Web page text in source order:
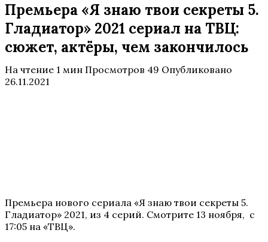
Премьера «Я знаю твои секреты 5.
Гладиатор» 2021 сериал на ТВЦ:
сюжет, актёры, чем закончилось
На чтение 1 мин Просмотров 49 Опубликовано
26.11.2021
Премьера нового сериала «Я знаю твои секреты 5.
Гладиатор» 2021, из 4 серий. Смотрите 13 ноября, с
17:05 на «ТВЦ».